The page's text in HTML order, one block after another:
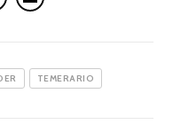
TEMERARIO